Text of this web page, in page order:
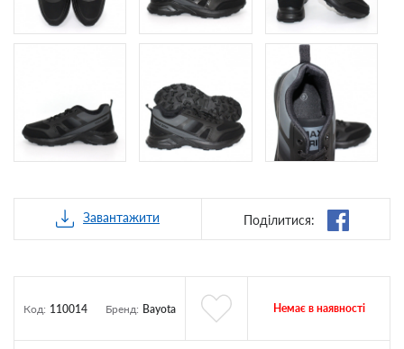
Завантажити Поділитися:
Код: 110014 Бренд: Bayota Немає в наявності